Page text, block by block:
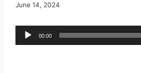
June 14, 2024
u
00:00